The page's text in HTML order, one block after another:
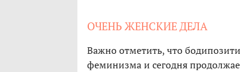
ОЧЕНЬ ЖЕНСКИЕ ДЕЛА
Важно отметить, что
феминизма и сегодня